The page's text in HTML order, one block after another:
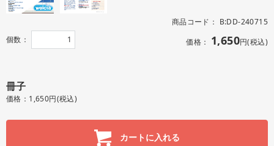
商品コード： B:DD-240715
価格： 1,650円(税込)
個数：
冊子
価格：1,650円(税込)
カートに入れる